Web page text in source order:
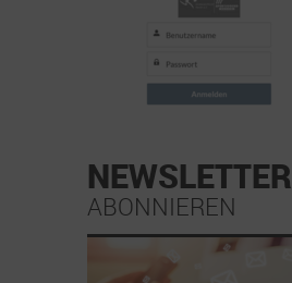
NEWSLETTER
ABONNIEREN